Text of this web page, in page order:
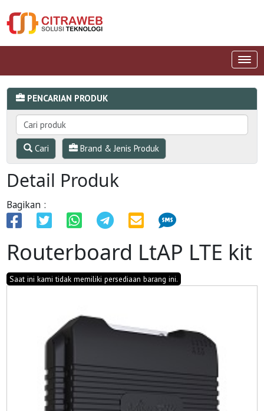
PENCARIAN PRODUK
Cari Brand & Jenis Produk
Detail Produk
Bagikan :
Routerboard LtAP LTE kit
Saat ini kami tidak memiliki persediaan barang ini.